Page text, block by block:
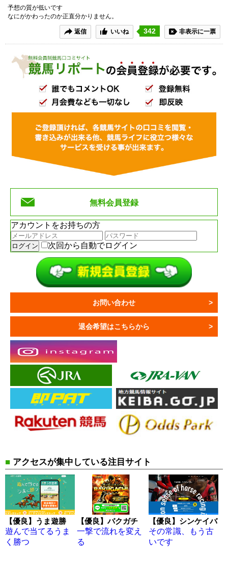
予想の質が低いです
なにがかわったのか正直分かりません。
返信 いいね 342 非表示に一票
無料会員登録
アカウントをお持ちの方
次回から自動でログイン
お問い合わせ
退会希望はこちらから
■ アクセスが集中している注目サイト
【優良】うま遊勝
遊んで当てるうま
く勝つ
【優良】バクガチ
一撃で流れを変え
る
【優良】シンケイバ
その常識、もう古
いです